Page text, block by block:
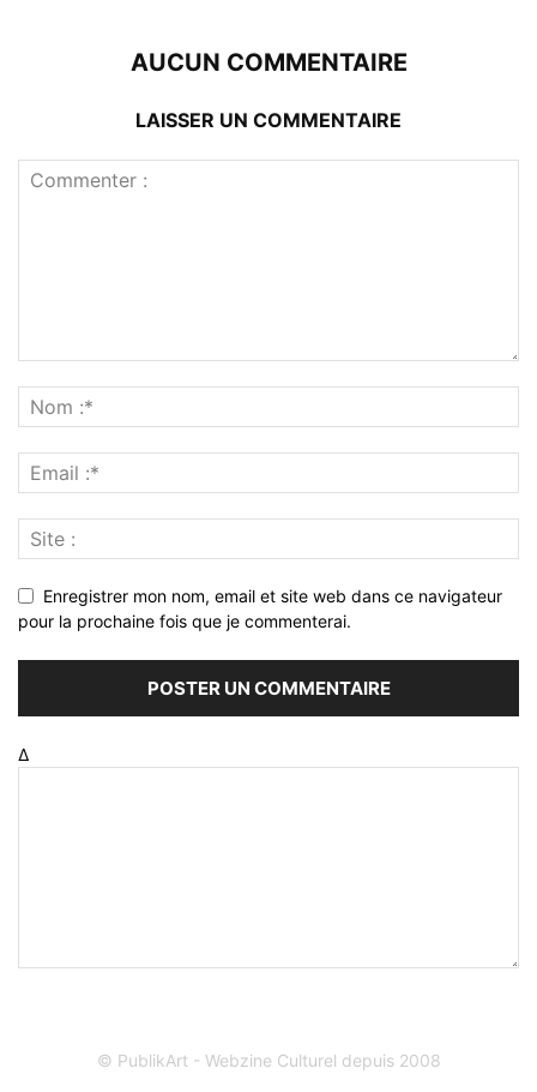
AUCUN COMMENTAIRE
LAISSER UN COMMENTAIRE
Enregistrer mon nom, email et site web dans ce navigateur
pour la prochaine fois que je commenterai.
Δ
© PublikArt - Webzine Culturel depuis 2008